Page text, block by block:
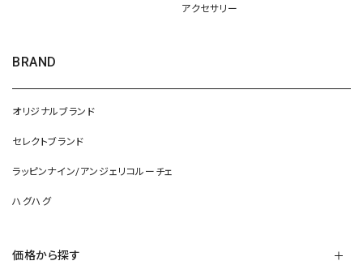
アクセサリー
BRAND
オリジナルブランド
セレクトブランド
ラッピンナイン/アンジェリコルーチェ
ハグハグ
価格から探す